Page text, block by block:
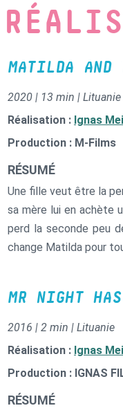
MATILDA AND
2020 | 13 min | Lituanie
Réalisation : Ignas
Production : M-Films
RÉSUMÉ
Une fille veut être la
sa mère lui en achète
perd la seconde peu
change Matilda pour
MR NIGHT
2016 | 2 min | Lituanie
Réalisation : Ignas
Production : IGNAS
RÉSUMÉ